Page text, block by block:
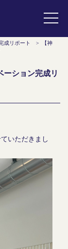
成リポート >
【神
ーション完成リ
いただきまし